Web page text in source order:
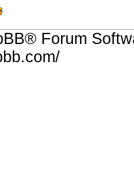
Forum